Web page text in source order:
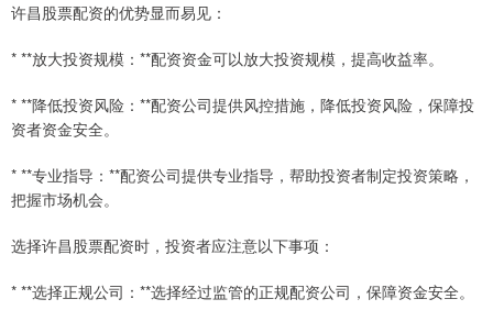
许昌股票配资的优势显而易见：
* **放大投资规模：**配资资金可以放大投资规模，提高收益率。
* **降低投资风险：**配资公司提供风控措施，降低投资风险，保障投
资者资金安全。
* **专业指导：**配资公司提供专业指导，帮助投资者制定投资策略，
把握市场机会。
选择许昌股票配资时，投资者应注意以下事项：
* **选择正规公司：**选择经过监管的正规配资公司，保障资金安全。